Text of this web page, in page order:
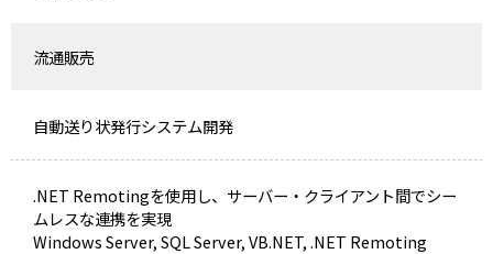
流通販売
自動送り状発行システム開発
.NET Remotingを使用し、サーバー・クライアント間でシー
ムレスな連携を実現
Windows Server, SQL Server, VB.NET, .NET Remoting